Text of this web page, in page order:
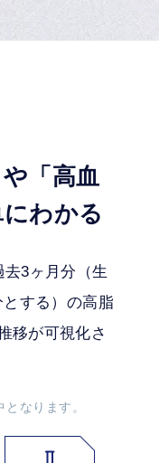
や「高血
わかる
3ヶ月分（生
する）の高脂
移が可視化さ
なります。